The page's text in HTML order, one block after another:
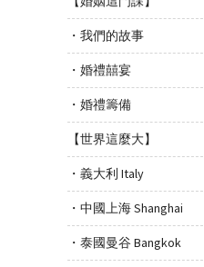
・我們的故事
・婚禮囍宴
・婚禮籌備
【世界這麼大】
・義大利 Italy
・中國上海 Shanghai
・泰國曼谷 Bangkok